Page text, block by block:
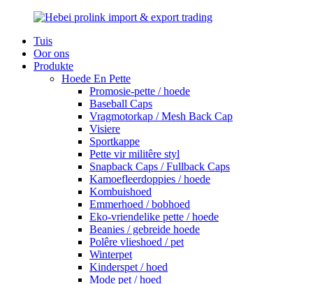
Tuis
Oor ons
Produkte
Hoede En Pette
Promosie-pette / hoede
Baseball Caps
Vragmotorkap / Mesh Back Cap
Visiere
Sportkappe
Pette vir militêre styl
Snapback Caps / Fullback Caps
Kamoefleerdoppies / hoede
Kombuishoed
Emmerhoed / bobhoed
Eko-vriendelike pette / hoede
Beanies / gebreide hoede
Polêre vlieshoed / pet
Winterpet
Kinderspet / hoed
Mode pet / hoed